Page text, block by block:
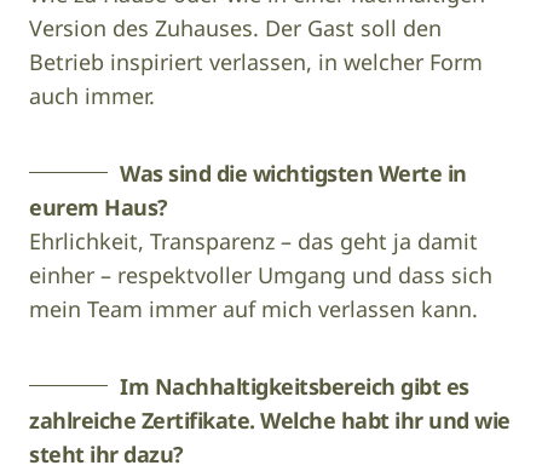
Version des Zuhauses. Der Gast soll den
Betrieb inspiriert verlassen, in welcher Form
auch immer.
Was sind die wichtigsten Werte in
eurem Haus?
Ehrlichkeit, Transparenz – das geht ja damit
einher – respektvoller Umgang und dass sich
mein Team immer auf mich verlassen kann.
Im Nachhaltigkeitsbereich gibt es
zahlreiche Zertifikate. Welche habt ihr und wie
steht ihr dazu?